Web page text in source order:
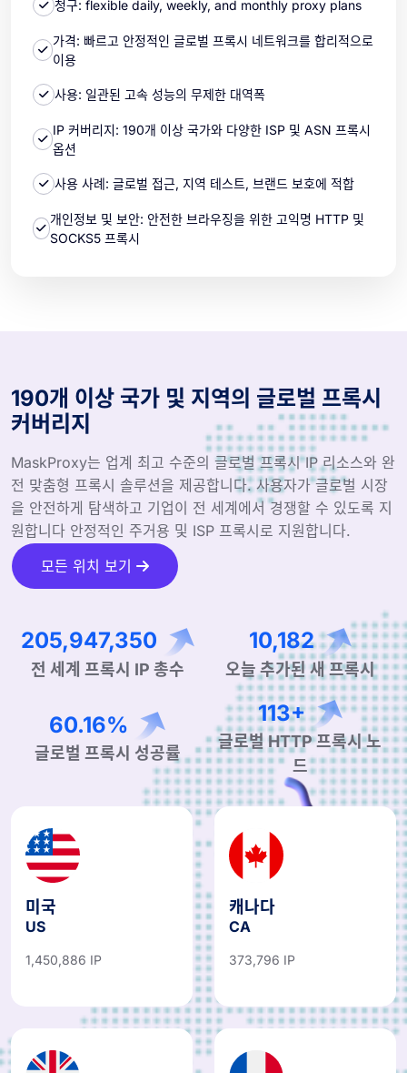
청구: flexible daily, weekly, and monthly proxy plans
가격: 빠르고 안정적인 글로벌 프록시 네트워크를 합리적으로
이용
사용: 일관된 고속 성능의 무제한 대역폭
IP 커버리지: 190개 이상 국가와 다양한 ISP 및 ASN 프록시
옵션
사용 사례: 글로벌 접근, 지역 테스트, 브랜드 보호에 적합
개인정보 및 보안: 안전한 브라우징을 위한 고익명 HTTP 및
SOCKS5 프록시
190개 이상 국가 및 지역의 글로벌 프록시
커버리지
MaskProxy는 업계 최고 수준의 글로벌 프록시 IP 리소스와 완
전 맞춤형 프록시 솔루션을 제공합니다. 사용자가 글로벌 시장
을 안전하게 탐색하고 기업이 전 세계에서 경쟁할 수 있도록 지
원합니다 안정적인 주거용 및 ISP 프록시로 지원합니다.
모든 위치 보기
326,311,266
전 세계 프록시 IP 총수
16,134
오늘 추가된 새 프록시
95.33%
글로벌 프록시 성공률
181+
글로벌 HTTP 프록시 노
드
미국
US
1,450,886 IP
캐나다
CA
373,796 IP